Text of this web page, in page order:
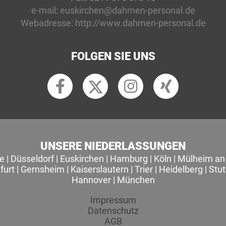
e-mail: euskirchen@dahmen-personal.de
Webadresse: http://www.dahmen-personal.de
FOLGEN SIE UNS
UNSERE NIEDERLASSUNGEN
| Düsseldorf| Euskirchen | Hamburg | Köln | Mülheim
| Gernsheim | Kaiserslautern | Trier| Heidelberg |
Hannover| München
Impressum
Datenschutz
AGB